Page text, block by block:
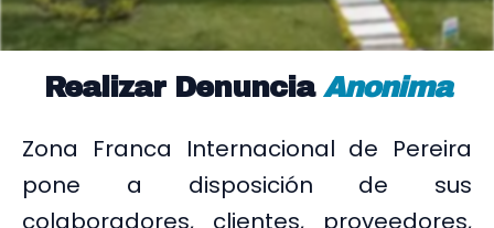
Realizar Denuncia Anonima
Zona Franca Internacional de Pereira
pone a disposición de sus
colaboradores, clientes, proveedores,